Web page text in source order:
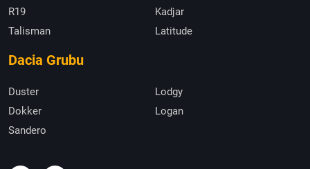
R19
Kadjar
Talisman
Latitude
Dacia Grubu
Duster
Lodgy
Dokker
Logan
Sandero